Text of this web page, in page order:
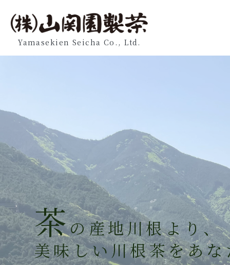
Yamasekien Seicha Co., Ltd.
茶の産地川根より、
美味しい川根茶をあ